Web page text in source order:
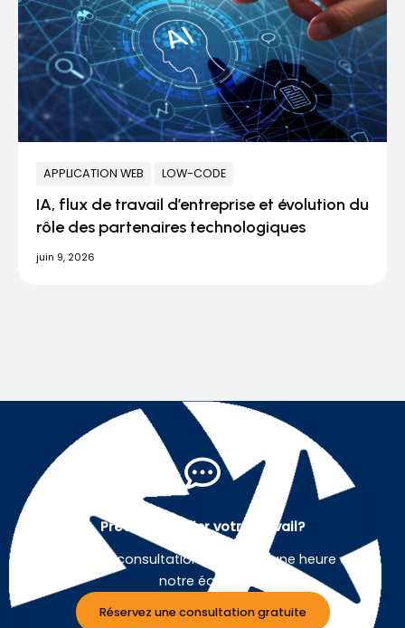
APPLICATION WEB LOW-CODE
IA, flux de travail d’entreprise et évolution du
rôle des partenaires technologiques
juin 9, 2026
Prêt à simplifier votre travail?
Planifiez une consultation gratuite d'une heure avec
notre équipe.
Réservez une consultation gratuite